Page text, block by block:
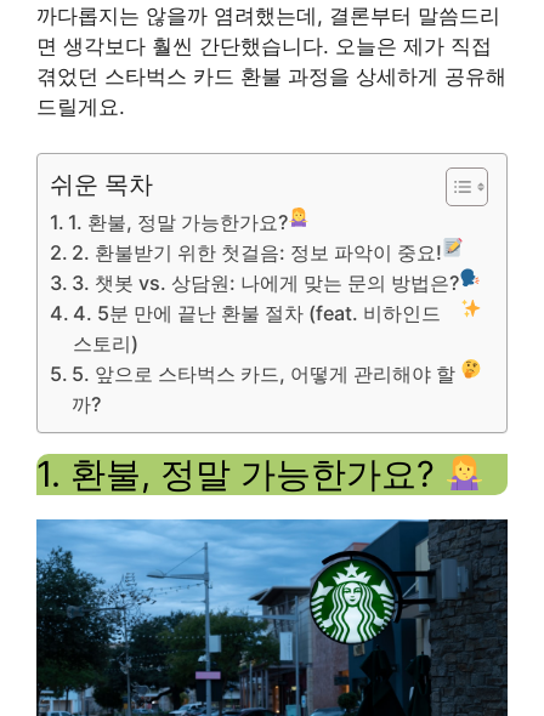
까다롭지는 않을까 염려했는데, 결론부터 말씀드리
면 생각보다 훨씬 간단했습니다. 오늘은 제가 직접
겪었던 스타벅스 카드 환불 과정을 상세하게 공유해
드릴게요.
쉬운 목차
1. 환불, 정말 가능한가요?
2. 환불받기 위한 첫걸음: 정보 파악이 중요!
3. 챗봇 vs. 상담원: 나에게 맞는 문의 방법은?
4. 5분 만에 끝난 환불 절차 (feat. 비하인드
스토리)
5. 앞으로 스타벅스 카드, 어떻게 관리해야 할
까?
1. 환불, 정말 가능한가요?